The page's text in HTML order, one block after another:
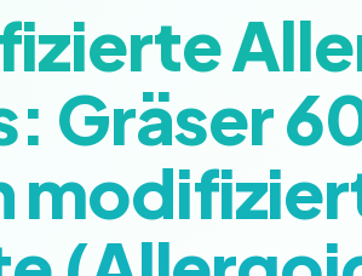
Gräser